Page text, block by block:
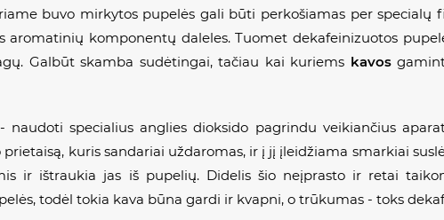
buvo mirkytos pupelės gali būti perkošiamas per specialų
aromatinių komponentų daleles. Tuomet dekafeinizuotos
Galbūt skamba sudėtingai, tačiau kai kuriems kavos
naudoti specialius anglies dioksido pagrindu veikiančius
kuris sandariai uždaromas, ir į jį įleidžiama smarkiai
ir ištraukia jas iš pupelių. Didelis šio neįprasto ir retai
todėl tokia kava būna gardi ir kvapni, o trūkumas - toks